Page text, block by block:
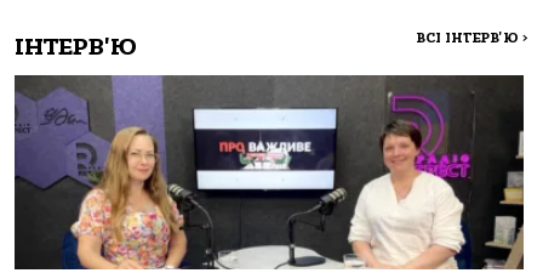
ІНТЕРВ'Ю ВСІ ІНТЕРВ'Ю >